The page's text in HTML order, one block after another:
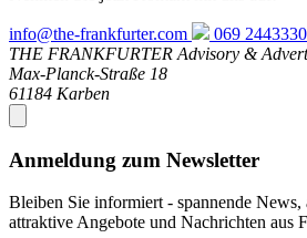
info@the-frankfurter.com
069
THE FRANKFURTER Advisory &
Max-Planck-Straße 18
61184 Karben
Anmeldung zum Newsletter
Bleiben Sie informiert - spannende News,
attraktive Angebote und Nachrichten aus